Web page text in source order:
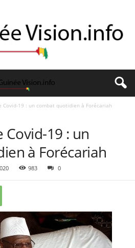
Covid-19 : un combat quotidien à Forécariah
19 : un
à Forécariah
983 0